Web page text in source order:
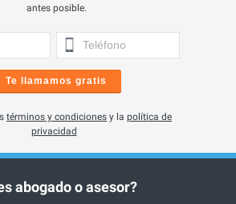
antes posible.
Te llamamos gratis
términos y condiciones y la política de
privacidad
abogado o asesor?